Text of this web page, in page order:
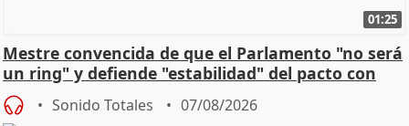
01:25
Mestre convencida de que el Parlamento "no será
un ring" y defiende "estabilidad" del pacto con
Vox
Sonido Totales 07/08/2026